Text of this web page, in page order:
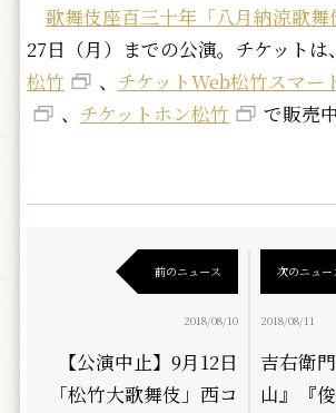
歌舞伎座百三十年「八月納涼歌舞
27日（月）までの公演。チケットは、
松竹
、 チケットWeb松竹スマー
、 チケットホン松竹 で販売
前のニュース
2018/08/10
【公演中止】9月12日
「松竹大歌舞伎」西コ
次のニュー
2018/08/11
吉右衛
山』『俊